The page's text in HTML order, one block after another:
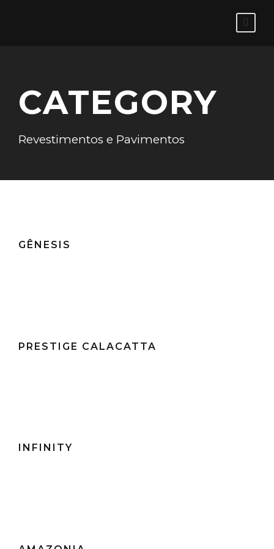
CATEGORY
Revestimentos e Pavimentos
GÊNESIS
PRESTIGE CALACATTA
INFINITY